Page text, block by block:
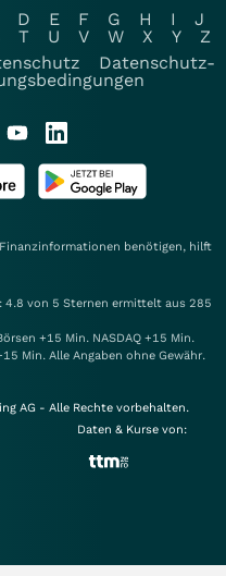
D E F G H I
J
T U V W X Y
Z
Datenschutz-
benötigen, hilft
von 5 Sternen ermittelt aus 285
+15 Min. NASDAQ +15 Min.
Min. Alle Angaben ohne Gewähr.
AG - Alle Rechte vorbehalten.
Daten & Kurse von: